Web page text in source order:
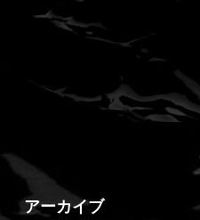
アーカイブ